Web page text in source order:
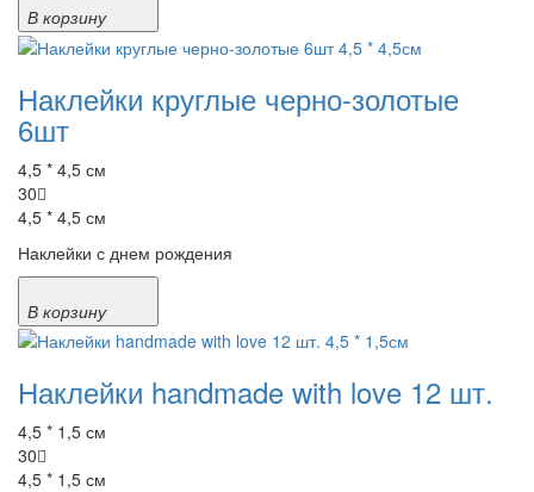
В корзину
Наклейки круглые черно-золотые
6шт
4,5 * 4,5 см
30
4,5 * 4,5 см
Наклейки с днем рождения
В корзину
Наклейки handmade with love 12 шт.
4,5 * 1,5 см
30
4,5 * 1,5 см